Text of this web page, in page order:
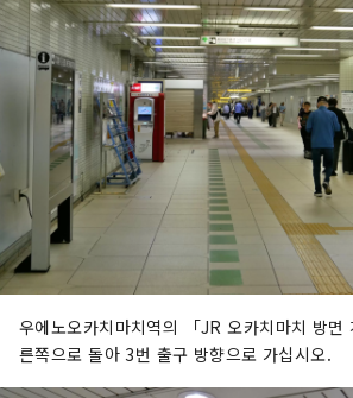
우에노오카치마치역의 「JR 오카치마치 방면
른쪽으로 돌아 3번 출구 방향으로 가십시오.